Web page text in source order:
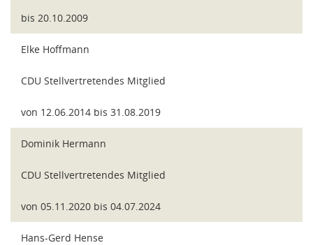
bis 20.10.2009
Elke Hoffmann
CDU Stellvertretendes Mitglied
von 12.06.2014 bis 31.08.2019
Dominik Hermann
CDU Stellvertretendes Mitglied
von 05.11.2020 bis 04.07.2024
Hans-Gerd Hense